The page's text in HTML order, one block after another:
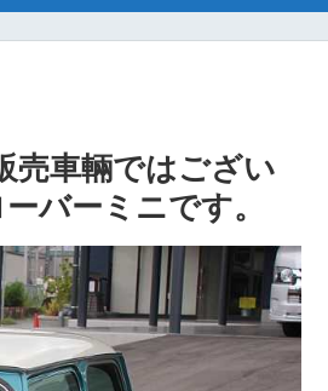
車輛ではござい
バーミニです。